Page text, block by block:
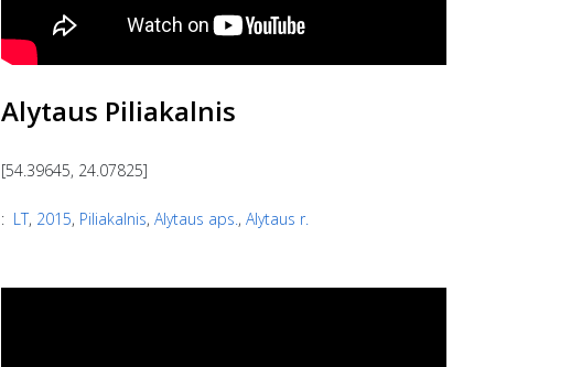
Alytaus Piliakalnis
[54.39645, 24.07825]
: LT, 2015, Piliakalnis, Alytaus aps., Alytaus r.